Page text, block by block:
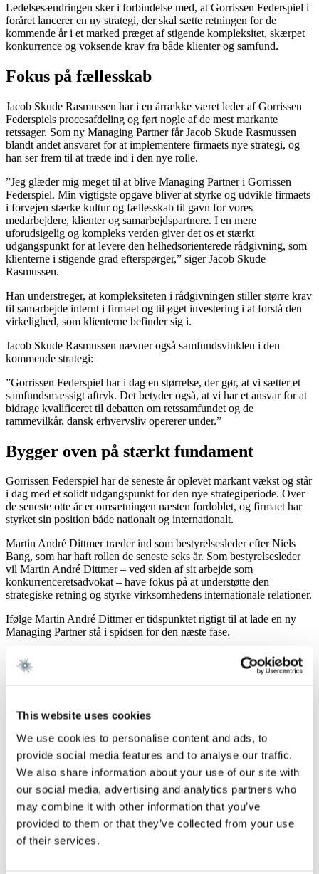
This website uses cookies
We use cookies to personalise content and ads, to
provide social media features and to analyse our traffic.
We also share information about your use of our site with
our social media, advertising and analytics partners who
may combine it with other information that you’ve
provided to them or that they’ve collected from your use
of their services.
Ledelsesændringen sker i forbindelse med, at Gorrissen Federspiel i
foråret lancerer en ny strategi, der skal sætte retningen for de
kommende år i et marked præget af stigende kompleksitet, skærpet
konkurrence og voksende krav fra både klienter og samfund.
Fokus på fællesskab
Jacob Skude Rasmussen har i en årrække været leder af Gorrissen
Federspiels procesafdeling og ført nogle af de mest markante
retssager. Som ny Managing Partner får Jacob Skude Rasmussen
blandt andet ansvaret for at implementere firmaets nye strategi, og
han ser frem til at træde ind i den nye rolle.
”Jeg glæder mig meget til at blive Managing Partner i Gorrissen
Federspiel. Min vigtigste opgave bliver at styrke og udvikle firmaets
i forvejen stærke kultur og fællesskab til gavn for vores
medarbejdere, klienter og samarbejdspartnere. I en mere
uforudsigelig og kompleks verden giver det os et stærkt
udgangspunkt for at levere den helhedsorienterede rådgivning, som
klienterne i stigende grad efterspørger,” siger Jacob Skude
Rasmussen.
Han understreger, at kompleksiteten i rådgivningen stiller større krav
til samarbejde internt i firmaet og til øget investering i at forstå den
virkelighed, som klienterne befinder sig i.
Jacob Skude Rasmussen nævner også samfundsvinklen i den
kommende strategi:
”Gorrissen Federspiel har i dag en størrelse, der gør, at vi sætter et
samfundsmæssigt aftryk. Det betyder også, at vi har et ansvar for at
bidrage kvalificeret til debatten om retssamfundet og de
rammevilkår, dansk erhvervsliv opererer under.”
Bygger oven på stærkt fundament
Gorrissen Federspiel har de seneste år oplevet markant vækst og står
i dag med et solidt udgangspunkt for den nye strategiperiode. Over
de seneste otte år er omsætningen næsten fordoblet, og firmaet har
styrket sin position både nationalt og internationalt.
Martin André Dittmer træder ind som bestyrelsesleder efter Niels
Bang, som har haft rollen de seneste seks år. Som bestyrelsesleder
vil Martin André Dittmer – ved siden af sit arbejde som
konkurrenceretsadvokat – have fokus på at understøtte den
strategiske retning og styrke virksomhedens internationale relationer.
Ifølge Martin André Dittmer er tidspunktet rigtigt til at lade en ny
Managing Partner stå i spidsen for den næste fase.
”Gorrissen Federspiel står på et stærkt fundament, og den bedrift
kan i høj grad også tilskrives vores afgående bestyrelsesformand
samtidig sikrer kontinuiteten,” siger han.
Niels Bang vil fremover fokusere endnu mere på den fortsatte
udvikling af Gorrissen Federspiels klientarbejde.
”Netop fordi vi er kommet i mål med to succesfulde strategiperioder,
og fordi fundamentet er solidt, er tidspunktet rigtigt til at bringe nye
kræfter ind i den øverste ledelse. Alt dette sker som et naturligt led i
en mere fokuseret og strategisk tilgang til både markedet og
virksomheden – med respekt for det, der er opnået, og med fuld tillid
til den nye organisering,” siger Niels Bang.